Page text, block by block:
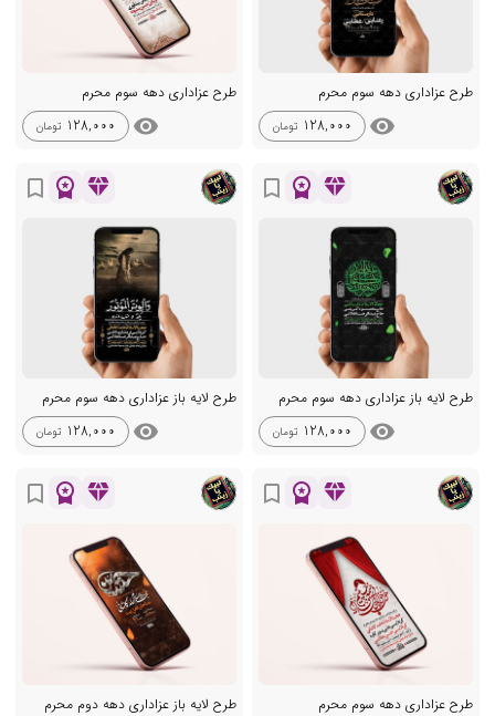
طرح عزاداری دهه سوم محرم
visibility
128,000 تومان
طرح عزاداری دهه سوم محرم
visibility
128,000 تومان
diamond
workspace_premium
bookmark_border
طرح لایه باز عزاداری دهه سوم محرم
visibility
128,000 تومان
diamond
workspace_premium
bookmark_border
طرح لایه باز عزاداری دهه سوم محرم
visibility
128,000 تومان
diamond
workspace_premium
bookmark_border
طرح عزاداری دهه سوم محرم
diamond
workspace_premium
bookmark_border
طرح لایه باز عزاداری دهه دوم محرم